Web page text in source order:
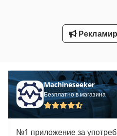
Търговията С Храни
Machineseeker
Безплатно в магазина
№1 приложение за